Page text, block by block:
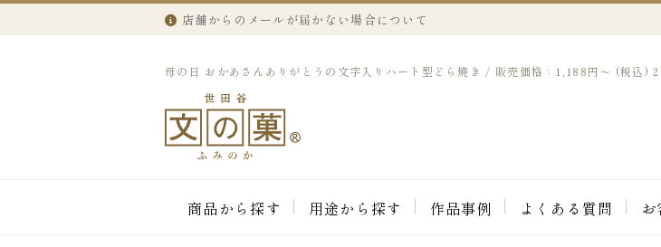
店舗からのメールが届かない場合について
母の日 おかあさんありがとうの文字入りハート型どら焼き / 販売価格：1,188円～ (税込)
商品から探す 用途から探す 作品事例 よくある質問